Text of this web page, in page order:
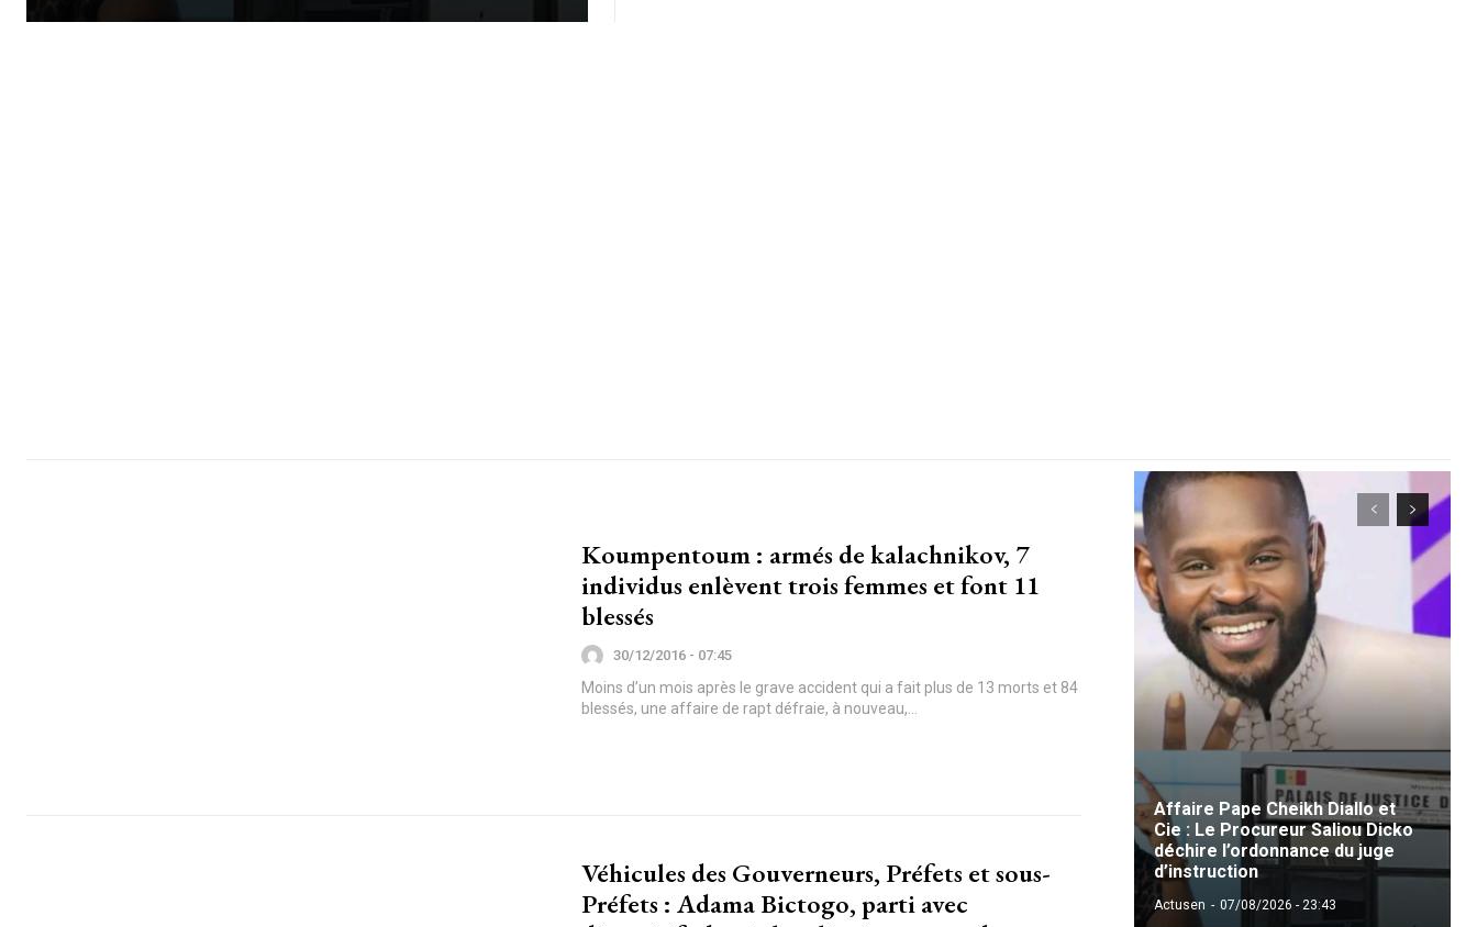
Koumpentoum : armés de kalachnikov, 7
individus enlèvent trois femmes et font 11
blessés
30/12/2016 - 07:45
Moins d’un mois après le grave accident qui a fait plus de 13 morts et 84
blessés, une affaire de rapt défraie, à nouveau,...
Véhicules des Gouverneurs, Préfets et sous-
Préfets : Adama Bictogo, parti avec
Affaire Pape Cheikh Diallo et
Cie : Le Procureur Saliou Dicko
déchire l’ordonnance du juge
d’instruction
Actusen - 07/08/2026 - 23:43